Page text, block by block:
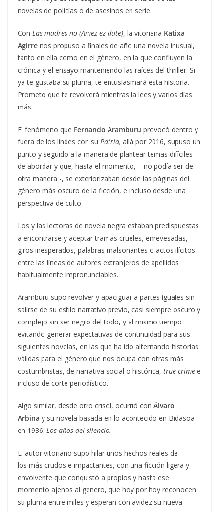
novelas de policías o de asesinos en serie.
Con Las madres no (Amez ez dute), la vitoriana Katixa
Agirre nos propuso a finales de año una novela inusual,
tanto en ella como en el género, en la que confluyen la
crónica y el ensayo manteniendo las raíces del thriller. Si
ya te gustaba su pluma, te entusiasmará esta historia.
Prometo que te revolverá mientras la lees y varios días
más.
El fenómeno que Fernando Aramburu provocó dentro y
fuera de los lindes con su Patria, allá por 2016, supuso un
punto y seguido a la manera de plantear temas difíciles
de abordar y que, hasta el momento, – no podía ser de
otra manera -, se exteriorizaban desde las páginas del
género más oscuro de la ficción, e incluso desde una
perspectiva de culto.
Los y las lectoras de novela negra estaban predispuestas
a encontrarse y aceptar tramas crueles, enrevesadas,
giros inesperados, palabras malsonantes o actos ilícitos
entre las líneas de autores extranjeros de apellidos
habitualmente impronunciables.
Aramburu supo revolver y apaciguar a partes iguales sin
salirse de su estilo narrativo previo, casi siempre oscuro y
complejo sin ser negro del todo, y al mismo tiempo
evitando generar expectativas de continuidad para sus
siguientes novelas, en las que ha ido alternando historias
válidas para el género que nos ocupa con otras más
costumbristas, de narrativa social o histórica, true crime e
incluso de corte periodístico.
Algo similar, desde otro crisol, ocurrió con Álvaro
Arbina y su novela basada en lo acontecido en Bidasoa
en 1936: Los años del silencio.
El autor vitoriano supo hilar unos hechos reales de
los más crudos e impactantes, con una ficción ligera y
envolvente que conquistó a propios y hasta ese
momento ajenos al género, que hoy por hoy reconocen
su pluma entre miles y esperan con avidez su nueva